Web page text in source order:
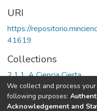
URI
https://
41619
Collections
2.1.1. A Ciencia Cierta
Full item page
We collect and process
following purposes:
Acknowledgement and